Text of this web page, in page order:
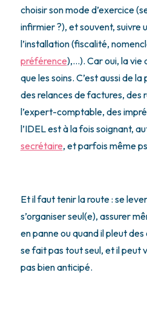
choisir son mode d’exercice
infirmier ?), et souvent, suivre
l’installation (fiscalité,
préférence),…). Car oui, la vie
que les soins. C’est aussi de
des relances de factures, des
l’expert-comptable, des
l’IDEL est à la fois soignant,
secrétaire, et parfois même
Et il faut tenir la route : se
s’organiser seul(e), assurer
en panne ou quand il pleut
se fait pas tout seul, et il peut
pas bien anticipé.